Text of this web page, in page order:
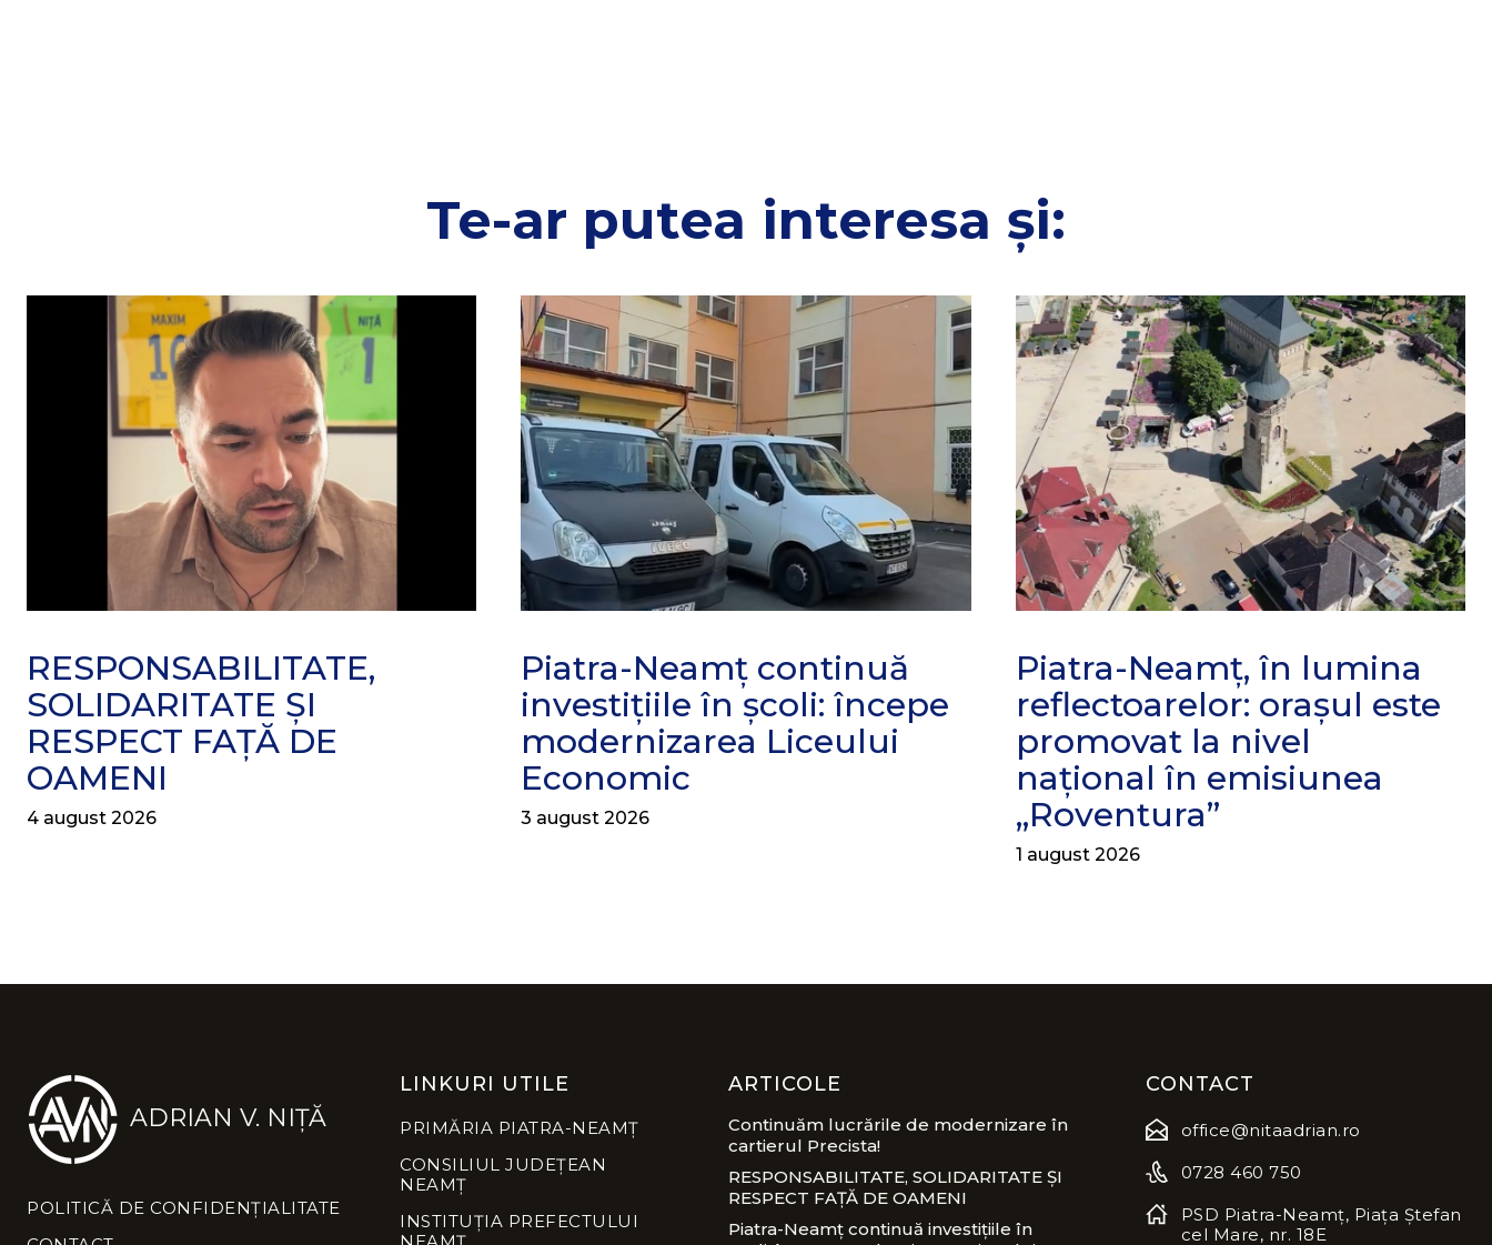
Te-ar putea interesa și:
RESPONSABILITATE,
SOLIDARITATE ȘI
RESPECT FAȚĂ DE
OAMENI
4 august 2026
Piatra-Neamț continuă
investițiile în școli: începe
modernizarea Liceului
Economic
3 august 2026
Piatra-Neamț, în lumina
reflectoarelor: orașul este
promovat la nivel
național în emisiunea
„Roventura”
1 august 2026
ADRIAN V. NIȚĂ
POLITICĂ DE CONFIDENȚIALITATE
LINKURI UTILE
PRIMĂRIA PIATRA-NEAMȚ
CONSILIUL JUDEȚEAN
NEAMȚ
INSTITUȚIA PREFECTULUI
ARTICOLE
Continuăm lucrările de modernizare în
cartierul Precista!
RESPONSABILITATE, SOLIDARITATE ȘI
RESPECT FAȚĂ DE OAMENI
Piatra-Neamț continuă investițiile în
CONTACT
office@nitaadrian.ro
0728 460 750
PSD Piatra-Neamț, Piața Ștefan
cel Mare, nr. 18E